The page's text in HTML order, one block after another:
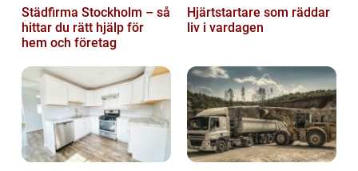
Städfirma Stockholm – så
hittar du rätt hjälp för
hem och företag
Hjärtstartare som räddar
liv i vardagen